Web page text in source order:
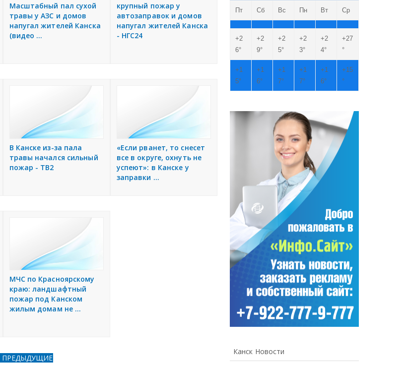
Масштабный пал сухой
травы у АЗС и домов
напугал жителей Канска
(видео ...
крупный пожар у
автозаправок и домов
напугал жителей Канска
- НГС24
В Канске из-за пала
травы начался сильный
пожар - ТВ2
«Если рванет, то снесет
все в округе, охнуть не
успеют»: в Канске у
заправки ...
МЧС по Красноярскому
краю: ландшафтный
пожар под Канском
жилым домам не ...
ПРЕДЫДУЩИЕ
Пт Сб Вс Пн Вт Ср
+2
6°
+2
9°
+2
5°
+2
3°
+2
4°
+27
°
+1
5°
+1
6°
+1
7°
+1
7°
+1
6°
+15
°
Канск Новости